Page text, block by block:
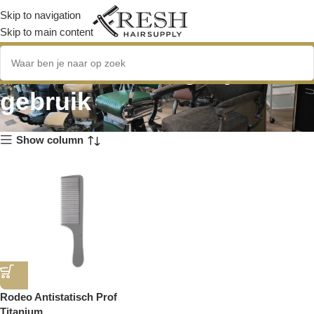
Skip to navigation
Skip to main content
borstel voor dagelijks
gebruik
Show column
Rodeo Antistatisch Prof
Titanium